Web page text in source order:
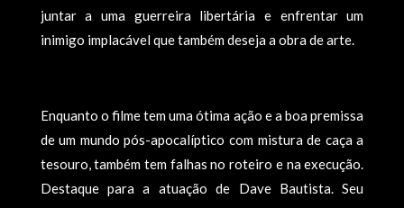
juntar a uma guerreira libertária e enfrentar um
inimigo implacável que também deseja a obra de arte.
Enquanto o filme tem uma ótima ação e a boa premissa
de um mundo pós-apocalíptico com mistura de caça a
tesouro, também tem falhas no roteiro e na execução.
Destaque para a atuação de Dave Bautista. Seu